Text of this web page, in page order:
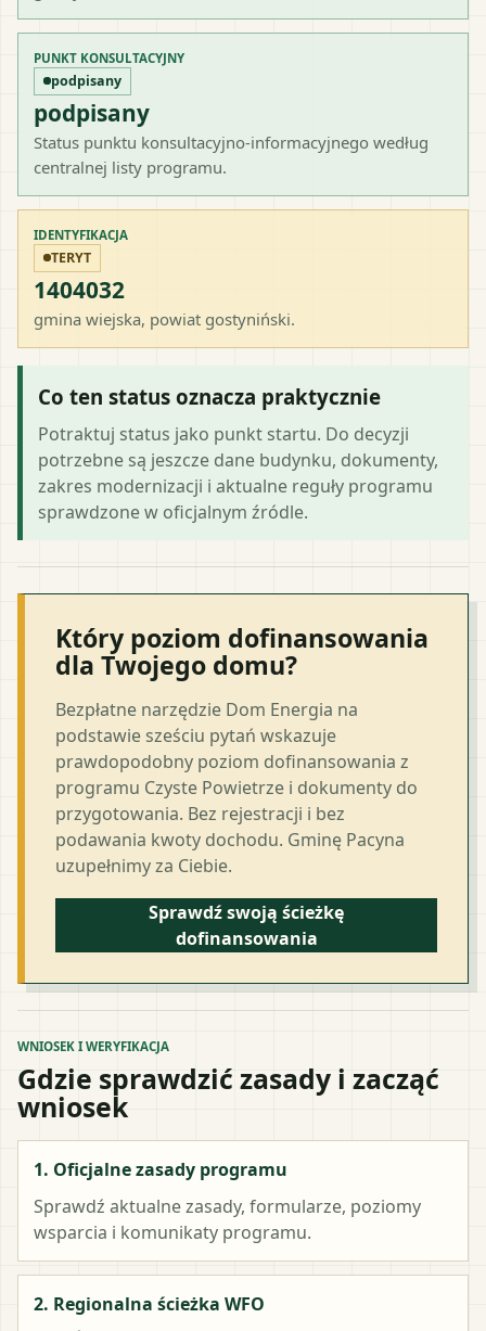
PUNKT KONSULTACYJNY
podpisany
podpisany
Status punktu konsultacyjno-informacyjnego według
centralnej listy programu.
IDENTYFIKACJA
TERYT
1404032
gmina wiejska, powiat gostyniński.
Co ten status oznacza praktycznie
Potraktuj status jako punkt startu. Do decyzji
potrzebne są jeszcze dane budynku, dokumenty,
zakres modernizacji i aktualne reguły programu
sprawdzone w oficjalnym źródle.
Który poziom dofinansowania
dla Twojego domu?
Bezpłatne narzędzie Dom Energia na
podstawie sześciu pytań wskazuje
prawdopodobny poziom dofinansowania z
programu Czyste Powietrze i dokumenty do
przygotowania. Bez rejestracji i bez
podawania kwoty dochodu. Gminę Pacyna
uzupełnimy za Ciebie.
Sprawdź swoją ścieżkę
dofinansowania
WNIOSEK I WERYFIKACJA
Gdzie sprawdzić zasady i zacząć
wniosek
1. Oficjalne zasady programu
Sprawdź aktualne zasady, formularze, poziomy
wsparcia i komunikaty programu.
2. Regionalna ścieżka WFO